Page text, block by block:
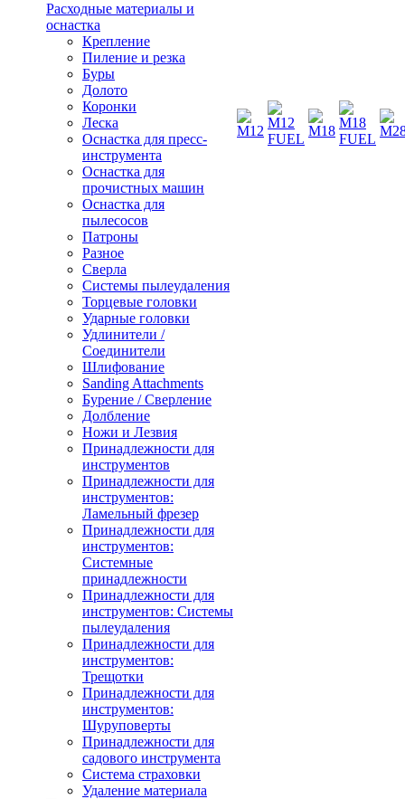
Расходные материалы и
оснастка
Крепление
Пиление и резка
Буры
Долото
Коронки
Леска
Оснастка для пресс-
инструмента
Оснастка для
прочистных машин
Оснастка для
пылесосов
Патроны
Разное
Сверла
Системы пылеудаления
Торцевые головки
Ударные головки
Удлинители /
Соединители
Шлифование
Sanding Attachments
Бурение / Сверление
Долбление
Ножи и Лезвия
Принадлежности для
инструментов
Принадлежности для
инструментов:
Ламельный фрезер
Принадлежности для
инструментов:
Системные
принадлежности
Принадлежности для
инструментов: Системы
пылеудаления
Принадлежности для
инструментов:
Трещотки
Принадлежности для
инструментов:
Шуруповерты
Принадлежности для
садового инструмента
Система страховки
Удаление материала